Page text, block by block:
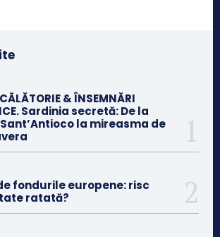
& ÎNSEMNĂRI
Sardinia secretă: De la
la mireasma de
fondurile europene: risc
ratată?